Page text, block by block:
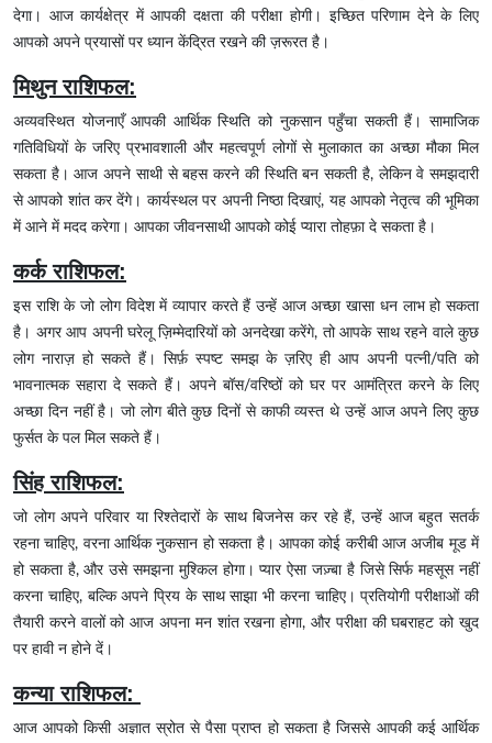
देगा। आज कार्यक्षेत्र में आपकी दक्षता की परीक्षा होगी। इच्छित परिणाम देने के लिए
आपको अपने प्रयासों पर ध्यान केंद्रित रखने की ज़रूरत है।
मिथुन राशिफल:
अव्यवस्थित योजनाएँ आपकी आर्थिक स्थिति को नुकसान पहुँचा सकती हैं। सामाजिक
गतिविधियों के जरिए प्रभावशाली और महत्वपूर्ण लोगों से मुलाकात का अच्छा मौका मिल
सकता है। आज अपने साथी से बहस करने की स्थिति बन सकती है, लेकिन वे समझदारी
से आपको शांत कर देंगे। कार्यस्थल पर अपनी निष्ठा दिखाएं, यह आपको नेतृत्व की भूमिका
में आने में मदद करेगा। आपका जीवनसाथी आपको कोई प्यारा तोहफ़ा दे सकता है।
कर्क राशिफल:
इस राशि के जो लोग विदेश में व्यापार करते हैं उन्हें आज अच्छा खासा धन लाभ हो सकता
है। अगर आप अपनी घरेलू ज़िम्मेदारियों को अनदेखा करेंगे, तो आपके साथ रहने वाले कुछ
लोग नाराज़ हो सकते हैं। सिर्फ़ स्पष्ट समझ के ज़रिए ही आप अपनी पत्नी/पति को
भावनात्मक सहारा दे सकते हैं। अपने बॉस/वरिष्ठों को घर पर आमंत्रित करने के लिए
अच्छा दिन नहीं है। जो लोग बीते कुछ दिनों से काफी व्यस्त थे उन्हें आज अपने लिए कुछ
फुर्सत के पल मिल सकते हैं।
सिंह राशिफल:
जो लोग अपने परिवार या रिश्तेदारों के साथ बिजनेस कर रहे हैं, उन्हें आज बहुत सतर्क
रहना चाहिए, वरना आर्थिक नुकसान हो सकता है। आपका कोई करीबी आज अजीब मूड में
हो सकता है, और उसे समझना मुश्किल होगा। प्यार ऐसा जज़्बा है जिसे सिर्फ महसूस नहीं
करना चाहिए, बल्कि अपने प्रिय के साथ साझा भी करना चाहिए। प्रतियोगी परीक्षाओं की
तैयारी करने वालों को आज अपना मन शांत रखना होगा, और परीक्षा की घबराहट को खुद
पर हावी न होने दें।
कन्या राशिफल:
आज आपको किसी अज्ञात स्रोत से पैसा प्राप्त हो सकता है जिससे आपकी कई आर्थिक